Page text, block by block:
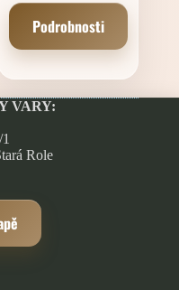
Podrobnosti
VARY:
Role